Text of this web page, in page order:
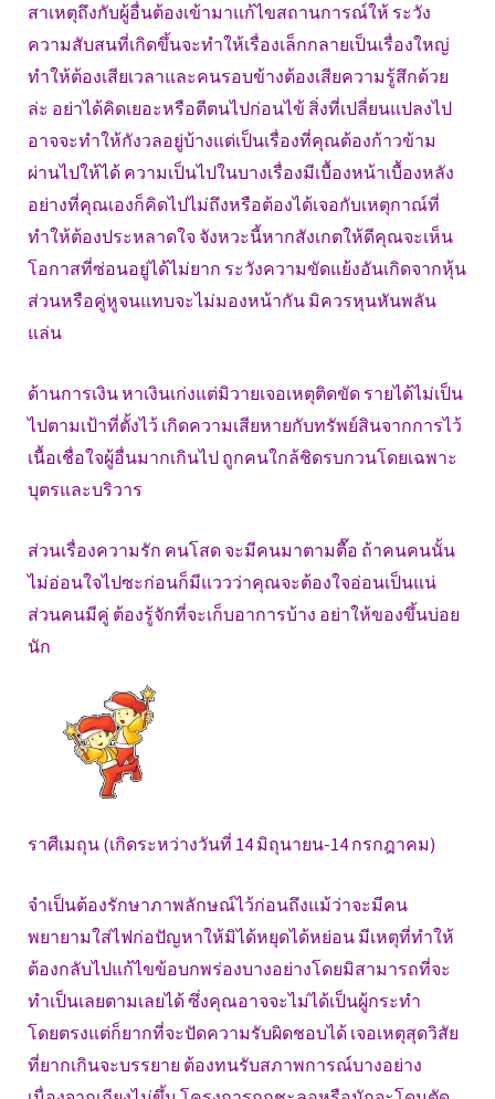
สาเหตุถึงกับผู้อื่นต้องเข้ามาแก้ไขสถานการณ์ให้ ระวัง
ความสับสนที่เกิดขึ้นจะทำให้เรื่องเล็กกลายเป็นเรื่องใหญ่
ทำให้ต้องเสียเวลาและคนรอบข้างต้องเสียความรู้สึกด้วย
ล่ะ อย่าได้คิดเยอะหรือตีตนไปก่อนไข้ สิ่งที่เปลี่ยนแปลงไป
อาจจะทำให้กังวลอยู่บ้างแต่เป็นเรื่องที่คุณต้องก้าวข้าม
ผ่านไปให้ได้ ความเป็นไปในบางเรื่องมีเบื้องหน้าเบื้องหลัง
อย่างที่คุณเองก็คิดไปไม่ถึงหรือต้องได้เจอกับเหตุกาณ์ที่
ทำให้ต้องประหลาดใจ จังหวะนี้หากสังเกตให้ดีคุณจะเห็น
โอกาสที่ซ่อนอยู่ได้ไม่ยาก ระวังความขัดแย้งอันเกิดจากหุ้น
ส่วนหรือคู่หูจนแทบจะไม่มองหน้ากัน มิควรหุนหันพลัน
แล่น
ด้านการเงิน หาเงินเก่งแต่มิวายเจอเหตุติดขัด รายได้ไม่เป็น
ไปตามเป้าที่ตั้งไว้ เกิดความเสียหายกับทรัพย์สินจากการไว้
เนื้อเชื่อใจผู้อื่นมากเกินไป ถูกคนใกล้ชิดรบกวนโดยเฉพาะ
บุตรและบริวาร
ส่วนเรื่องความรัก คนโสด จะมีคนมาตามตื๊อ ถ้าคนคนนั้น
ไม่อ่อนใจไปซะก่อนก็มีแววว่าคุณจะต้องใจอ่อนเป็นแน่
ส่วนคนมีคู่ ต้องรู้จักที่จะเก็บอาการบ้าง อย่าให้ของขึ้นบ่อย
นัก
ราศีเมถุน (เกิดระหว่างวันที่ 14 มิถุนายน-14 กรกฎาคม)
จำเป็นต้องรักษาภาพลักษณ์ไว้ก่อนถึงแม้ว่าจะมีคน
พยายามใส่ไฟก่อปัญหาให้มิได้หยุดได้หย่อน มีเหตุที่ทำให้
ต้องกลับไปแก้ไขข้อบกพร่องบางอย่างโดยมิสามารถที่จะ
ทำเป็นเลยตามเลยได้ ซึ่งคุณอาจจะไม่ได้เป็นผู้กระทำ
โดยตรงแต่ก็ยากที่จะปัดความรับผิดชอบได้ เจอเหตุสุดวิสัย
ที่ยากเกินจะบรรยาย ต้องทนรับสภาพการณ์บางอย่าง